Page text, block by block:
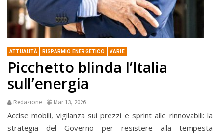
ATTUALITÀ RISPARMIO ENERGETICO VARIE
Picchetto blinda l’Italia
sull’energia
Redazione Mar 13, 2026
Accise mobili, vigilanza sui prezzi e sprint alle rinnovabili: la
strategia del Governo per resistere alla tempesta